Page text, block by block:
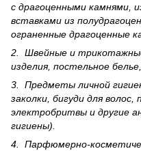
с драгоценными камнями,
вставками из
ограненные драгоценные
2. Швейные и
изделия, постельное
3. Предметы личной
заколки, бигуди для
электробритвы и другие
гигиены).
4. Парфюмерно-